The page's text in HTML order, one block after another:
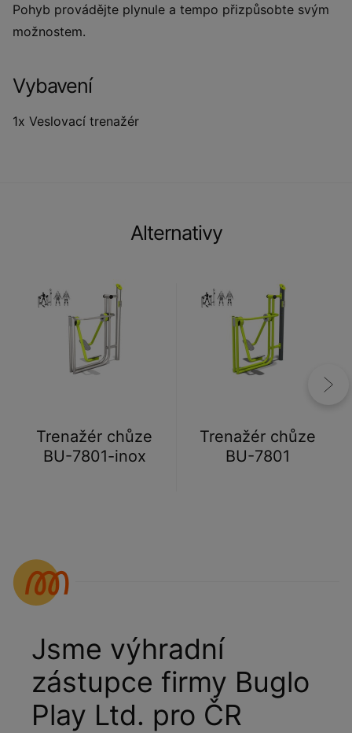
Pohyb provádějte plynule a tempo přizpůsobte svým
možnostem.
Vybavení
1x Veslovací trenažér
Alternativy
Trenažér chůze
BU-7801-inox
Trenažér chůze
BU-7801
Jsme výhradní
zástupce firmy Buglo
Play Ltd. pro ČR